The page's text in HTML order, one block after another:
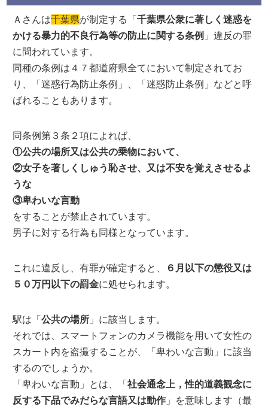
Ａさんは千葉県が制定する「千葉県公衆に著しく迷惑を
かける暴力的不良行為等の防止に関する条例 」違反の罪
に問われています。
同種の条例は４７都道府県全てにおいて制定されてお
り、「迷惑行為防止条例」、「迷惑防止条例」などと呼
ばれることもあります。
同条例第３条２項によれば、
①公共の場所又は公共の乗物において、
②女子を著しくしゅう恥させ、又は不安を覚えさせるよ
うな
③卑わいな言動
をすることが禁止されています。
男子に対する行為も同様となっています。
これに違反し、有罪が確定すると、
６月以下の懲役又は
５０万円以下の罰金に処せられます。
駅は「公共の場所 」に該当します。
それでは、スマートフォンのカメラ機能を用いて女性の
スカート内を盗撮することが、「卑わいな言動」に該当
するのでしょうか。
「卑わいな言動」とは、「社会通念上，性的道義観念に
反する下品でみだらな言語又は動作 」を意味します（最